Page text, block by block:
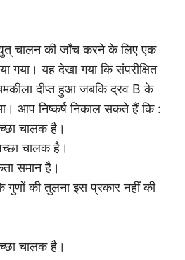
चालन की जाँच करने के लिए एक
गया। यह देखा गया कि संपरीक्षित
दीप्त हुआ जबकि द्रव B के
आप निष्कर्ष निकाल सकते हैं कि :
चालक है।
चालक है।
समान है।
गुणों की तुलना इस प्रकार नहीं की
चालक है।